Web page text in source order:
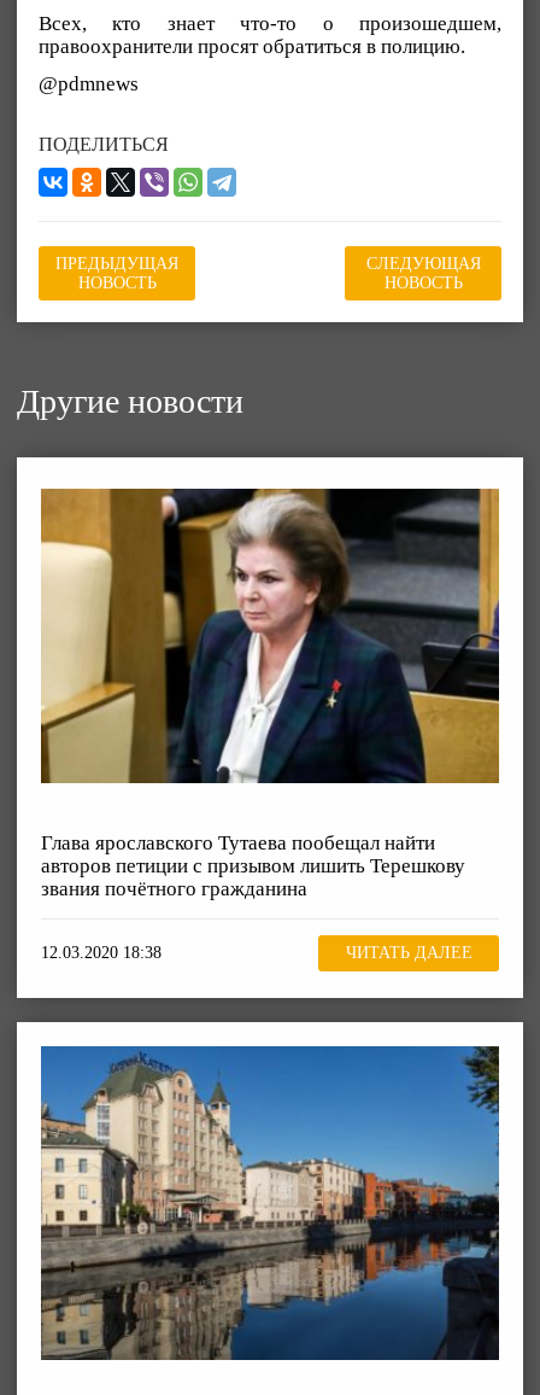
Всех, кто знает что-то о произошедшем,
правоохранители просят обратиться в полицию.
@pdmnews
ПОДЕЛИТЬСЯ
ПРЕДЫДУЩАЯ
НОВОСТЬ
СЛЕДУЮЩАЯ
НОВОСТЬ
Другие новости
Глава ярославского Тутаева пообещал найти
авторов петиции с призывом лишить Терешкову
звания почётного гражданина
12.03.2020 18:38 ЧИТАТЬ ДАЛЕЕ